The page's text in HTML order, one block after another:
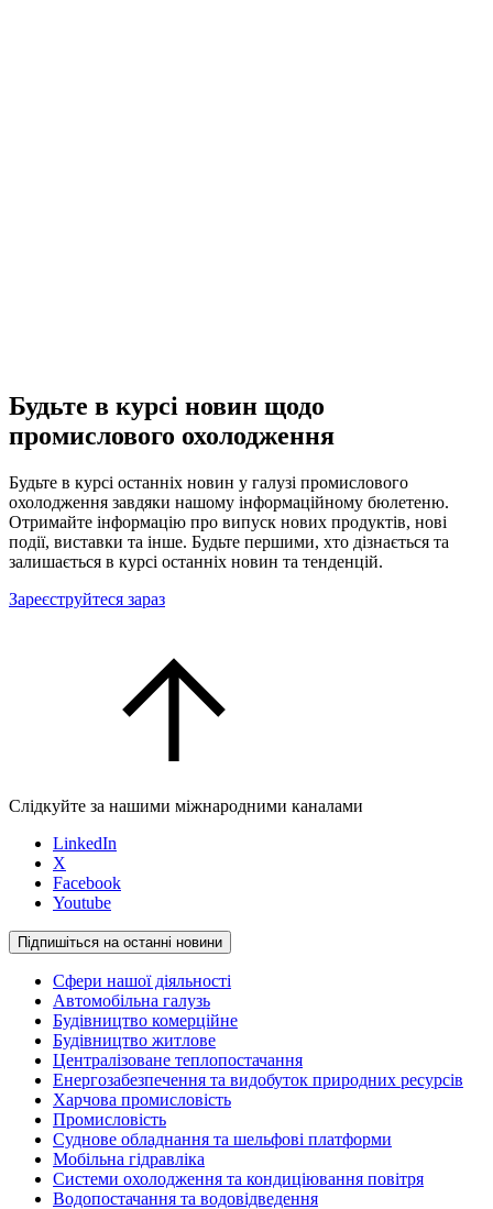
Будьте в курсі новин щодо
промислового охолодження
Будьте в курсі останніх новин у галузі промислового
охолодження завдяки нашому інформаційному бюлетеню.
Отримайте інформацію про випуск нових продуктів, нові
події, виставки та інше. Будьте першими, хто дізнається та
залишається в курсі останніх новин та тенденцій.
Зареєструйтеся зараз
Слідкуйте за нашими міжнародними каналами
LinkedIn
X
Facebook
Youtube
Підпишіться на останні новини
Сфери нашої діяльності
Автомобільна галузь
Будівництво комерційне
Будівництво житлове
Централізоване теплопостачання
Енергозабезпечення та видобуток природних ресурсів
Харчова промисловість
Промисловість
Суднове обладнання та шельфові платформи
Мобільна гідравліка
Системи охолодження та кондиціювання повітря
Водопостачання та водовідведення